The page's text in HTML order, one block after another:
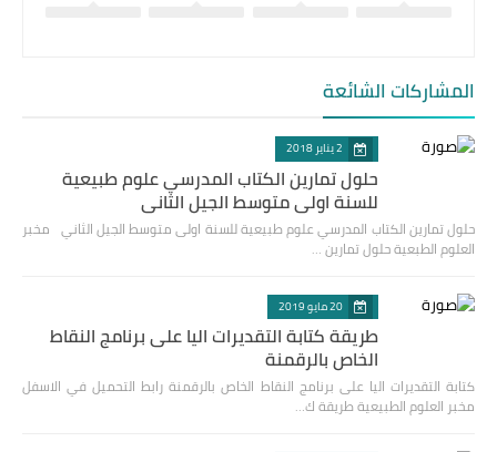
المشاركات الشائعة
2 يناير 2018
حلول تمارين الكتاب المدرسي علوم طبيعية
للسنة اولى متوسط الجيل الثاني
حلول تمارين الكتاب المدرسي علوم طبيعية للسنة اولى متوسط الجيل الثاني مخبر
العلوم الطبعية حلول تمارين …
20 مايو 2019
طريقة كتابة التقديرات اليا على برنامج النقاط
الخاص بالرقمنة
كتابة التقديرات اليا على برنامج النقاط الخاص بالرقمنة رابط التحميل في الاسفل
مخبر العلوم الطبيعية طريقة ك…